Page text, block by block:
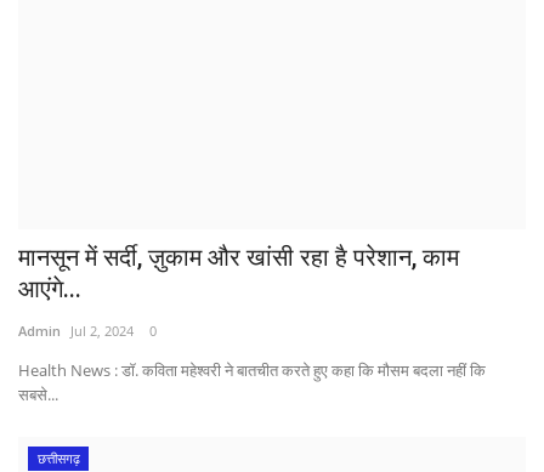
मानसून में सर्दी, ज़ुकाम और खांसी रहा है परेशान, काम
आएंगे...
Admin Jul 2, 2024 0
Health News : डॉ. कविता महेश्वरी ने बातचीत करते हुए कहा कि मौसम बदला नहीं कि
सबसे...
छत्तीसगढ़